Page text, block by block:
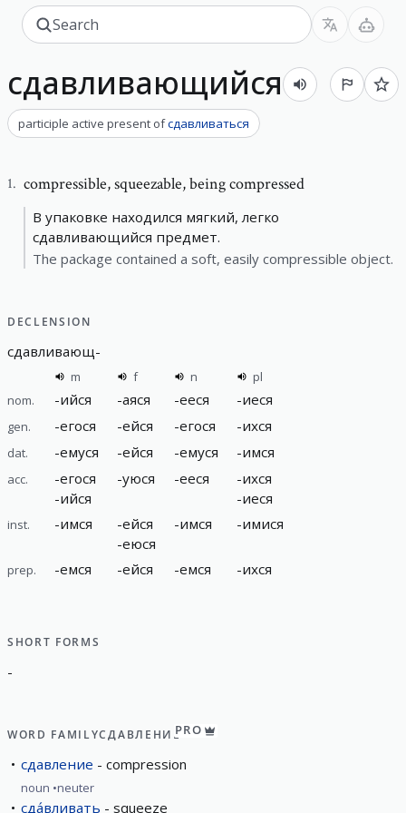
сдавливающийся
participle active present ofсдавливаться
1. compressible,squeezable, being compressed
В упаковке находился мягкий, легко
сдавливающийся предмет.
The package contained a soft, easily compressible object.
DECLENSION
сдавливающ-
m f n
pl
nom.
-ийся -аяся -ееся -иеся
gen. -егося -ейся -егося -ихся
dat. -емуся -ейся -емуся -имся
acc. -егося
-ийся
-уюся -ееся -ихся
-иеся
inst. -имся -ейся
-еюся
-имся -имися
prep. -емся -ейся -емся -ихся
SHORT FORMS
-
WORD FAMILYСДАВЛЕНИЕPRO
сдавление compression
noun neuter
сда́вливать squeeze